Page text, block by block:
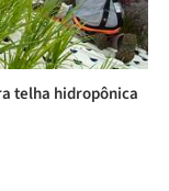
telha hidropônica